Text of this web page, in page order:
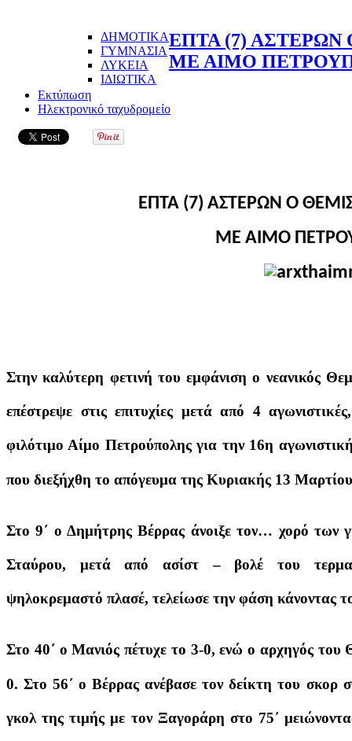
ΔΗΜΟΤΙΚΑ
ΓΥΜΝΑΣΙΑ
ΛΥΚΕΙΑ
ΙΔΙΩΤΙΚΑ
ΕΠΤΑ (7)
ΜΕ ΑΙΜΟ
Εκτύπωση
Ηλεκτρονικό ταχυδρομείο
ΕΠΤΑ (7) ΑΣΤΕΡΩΝ Ο
ΜΕ ΑΙΜΟ
Στην καλύτερη φετινή του εμφάνιση ο νεανικός
επέστρεψε στις επιτυχίες μετά από 4
φιλότιμο Αίμο Πετρούπολης για την 16η
που διεξήχθη το απόγευμα της Κυριακής 13
Στο 9΄ ο Δημήτρης Βέρρας άνοιξε τον… χορό των
Σταύρου, μετά από ασίστ – βολέ του
ψηλοκρεμαστό πλασέ, τελείωσε την φάση κάνοντας
Στο 40΄ ο Μανιός πέτυχε το 3-0, ενώ ο αρχηγός του
0. Στο 56΄ ο Βέρρας ανέβασε τον δείκτη του σκορ
γκολ της τιμής με τον Ξαγοράρη στο 75΄